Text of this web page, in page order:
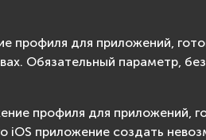
профиля для приложений,
Обязательный параметр,
профиля для приложений,
iOS приложение создать